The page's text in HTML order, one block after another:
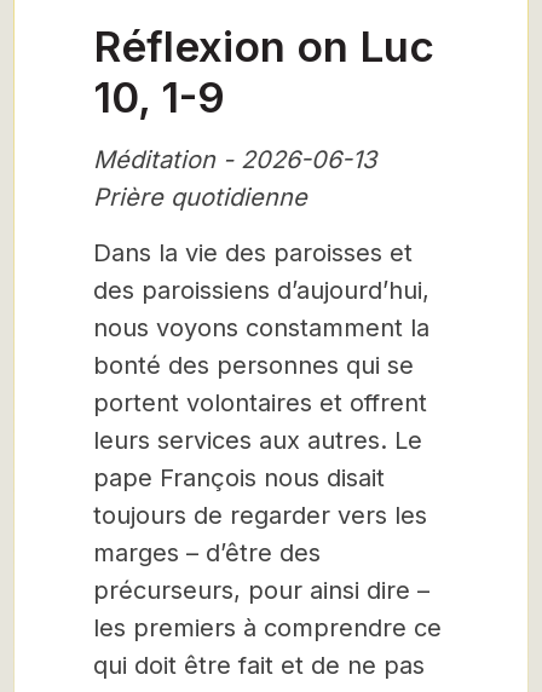
Réflexion on Luc
10, 1-9
Méditation - 2026-06-13
Prière quotidienne
Dans la vie des paroisses et
des paroissiens d’aujourd’hui,
nous voyons constamment la
bonté des personnes qui se
portent volontaires et offrent
leurs services aux autres. Le
pape François nous disait
toujours de regarder vers les
marges – d’être des
précurseurs, pour ainsi dire –
les premiers à comprendre ce
qui doit être fait et de ne pas